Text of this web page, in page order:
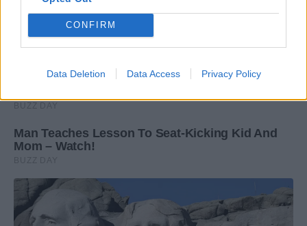
CONFIRM
Data Deletion Data Access Privacy Policy